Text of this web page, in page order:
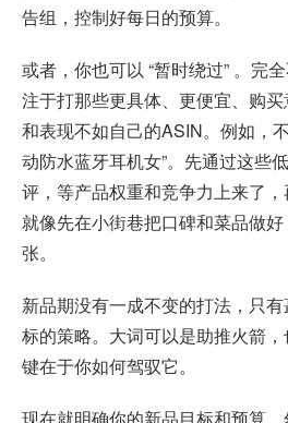
告组，控制好每日的预算。
或者，你也可以 “暂时绕过” 。完
注于打那些更具体、更便宜、购买
和表现不如自己的ASIN。例如，
动防水蓝牙耳机女”。先通过这些
评，等产品权重和竞争力上来了
就像先在小街巷把口碑和菜品做
张。
新品期没有一成不变的打法，只
标的策略。大词可以是助推火箭
键在于你如何驾驭它。
现在就明确你的新品目标和预算，